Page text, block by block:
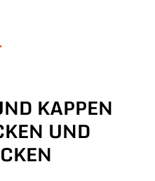
KAPPEN
UND